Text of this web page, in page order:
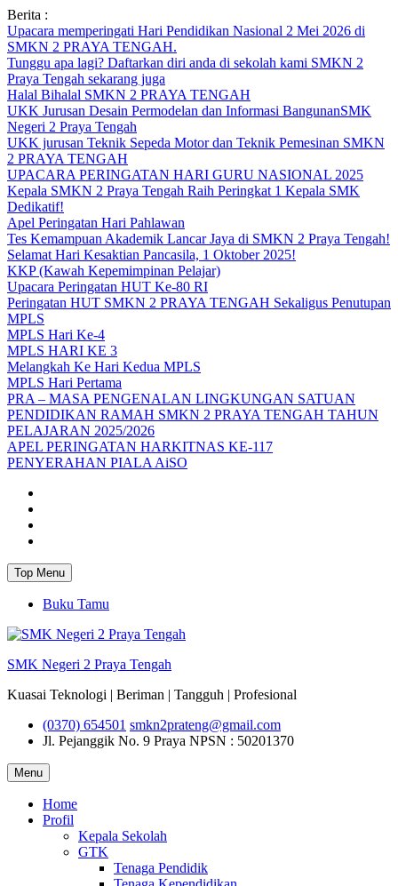
Skip
to
content
Berita :
Upacara memperingati Hari Pendidikan Nasional 2 Mei 2026 di
SMKN 2 PRAYA TENGAH.
Tunggu apa lagi? Daftarkan diri anda di sekolah kami SMKN 2
Praya Tengah sekarang juga
Halal Bihalal SMKN 2 PRAYA TENGAH
UKK Jurusan Desain Permodelan dan Informasi BangunanSMK
Negeri 2 Praya Tengah
UKK jurusan Teknik Sepeda Motor dan Teknik Pemesinan SMKN
2 PRAYA TENGAH
UPACARA PERINGATAN HARI GURU NASIONAL 2025
Kepala SMKN 2 Praya Tengah Raih Peringkat 1 Kepala SMK
Dedikatif!
Apel Peringatan Hari Pahlawan
Tes Kemampuan Akademik Lancar Jaya di SMKN 2 Praya Tengah!
Selamat Hari Kesaktian Pancasila, 1 Oktober 2025!
KKP (Kawah Kepemimpinan Pelajar)
Upacara Peringatan HUT Ke-80 RI
Peringatan HUT SMKN 2 PRAYA TENGAH Sekaligus Penutupan
MPLS
MPLS Hari Ke-4
MPLS HARI KE 3
Melangkah Ke Hari Kedua MPLS
MPLS Hari Pertama
PRA – MASA PENGENALAN LINGKUNGAN SATUAN
PENDIDIKAN RAMAH SMKN 2 PRAYA TENGAH TAHUN
PELAJARAN 2025/2026
APEL PERINGATAN HARKITNAS KE-117
PENYERAHAN PIALA AiSO
Top Menu
Buku Tamu
SMK Negeri 2 Praya Tengah
Kuasai Teknologi | Beriman | Tangguh | Profesional
(0370) 654501 smkn2prateng@gmail.com
Jl. Pejanggik No. 9 Praya NPSN : 50201370
Menu
Home
Profil
Kepala Sekolah
GTK
Tenaga Pendidik